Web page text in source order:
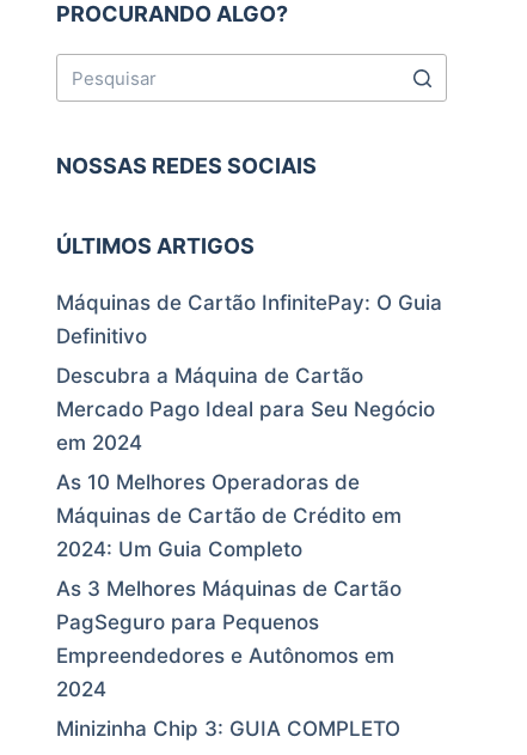
PROCURANDO ALGO?
NOSSAS REDES SOCIAIS
ÚLTIMOS ARTIGOS
Máquinas de Cartão InfinitePay: O Guia
Definitivo
Descubra a Máquina de Cartão
Mercado Pago Ideal para Seu Negócio
em 2024
As 10 Melhores Operadoras de
Máquinas de Cartão de Crédito em
2024: Um Guia Completo
As 3 Melhores Máquinas de Cartão
PagSeguro para Pequenos
Empreendedores e Autônomos em
2024
Minizinha Chip 3: GUIA COMPLETO